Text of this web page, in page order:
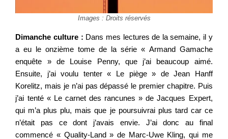
Images : Droits réservés
Dimanche culture : Dans mes lectures de la semaine, il y
a eu le onzième tome de la série « Armand Gamache
enquête » de Louise Penny, que j’ai beaucoup aimé.
Ensuite, j’ai voulu tenter « Le piège » de Jean Hanff
Korelitz, mais je n’ai pas dépassé le premier chapitre. Puis
j’ai tenté « Le carnet des rancunes » de Jacques Expert,
qui m’a plus plu, mais que je poursuivrai plus tard car ce
n’était pas ce dont j’avais envie. J’ai donc au final
commencé « Quality-Land » de Marc-Uwe Kling, qui me